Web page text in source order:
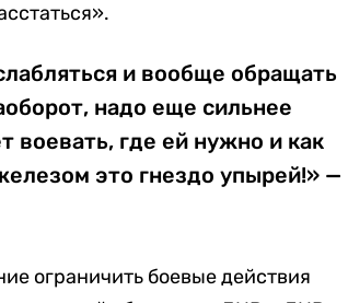
и вообще обращать
надо еще сильнее
воевать, где ей нужно и как
это гнездо упырей!» —
ограничить боевые действия